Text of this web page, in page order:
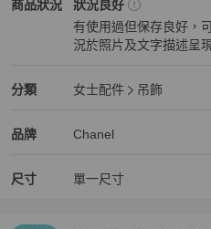
商品狀況
Chanel女士配件商品狀態與細節
狀況良好
有使用過但保存良好，
況於照片及文字描述呈
分類
Chanel 女士配件分類資訊
女士配件
吊飾
品牌
Chanel 精品女士配件
Chanel
Chanel 推薦清單
尺寸 單一尺寸